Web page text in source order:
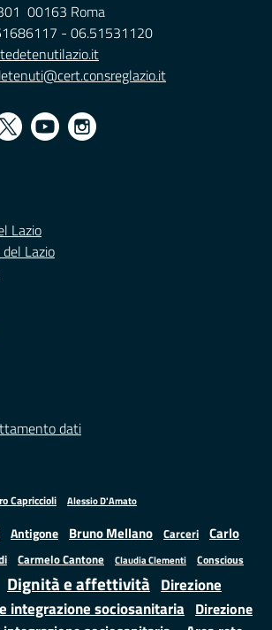
00163 Roma
- 06.51531120
Lazio
Lazio
dati
Capriccioli Alessio D'Amato
Antigone Bruno Mellano Carceri
Carlo
Carmelo Cantone Claudia Clementi Conscious
Dignità e affettività Direzione
integrazione sociosanitaria Direzione